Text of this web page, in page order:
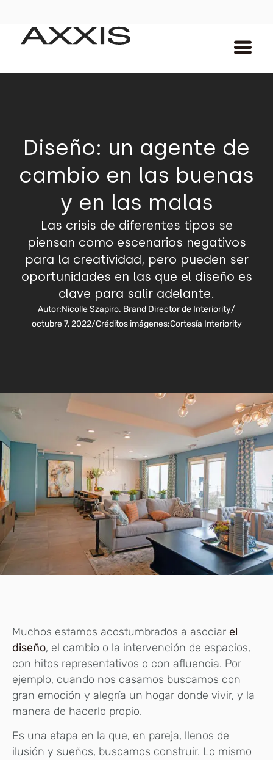
Diseño: un agente de
cambio en las buenas
y en las malas
Las crisis de diferentes tipos se
piensan como escenarios negativos
para la creatividad, pero pueden ser
oportunidades en las que el diseño es
clave para salir adelante.
Autor:Nicolle Szapiro. Brand Director de Interiority/
octubre 7, 2022/Créditos imágenes:Cortesía Interiority
Muchos estamos acostumbrados a asociar el
diseño, el cambio o la intervención de espacios,
con hitos representativos o con afluencia. Por
ejemplo, cuando nos casamos buscamos con
gran emoción y alegría un hogar donde vivir, y la
manera de hacerlo propio.
Es una etapa en la que, en pareja, llenos de
ilusión y sueños, buscamos construir. Lo mismo